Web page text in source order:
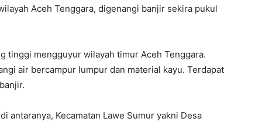
Aceh Tenggara, digenangi banjir sekira pukul
tinggi mengguyur wilayah timur Aceh Tenggara.
air bercampur lumpur dan material kayu. Terdapat
antaranya, Kecamatan Lawe Sumur yakni Desa